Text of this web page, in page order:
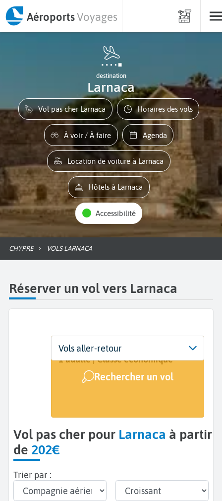
AéroportsVoyages
destination
Larnaca
Vol pas cher Larnaca Horaires des vols
À voir / À faire Agenda
Location de voiture à Larnaca
Hôtels à Larnaca
Accessibilité
CHYPRE VOLS LARNACA
Réserver un vol vers Larnaca
Départ
De...
Dates
Dates de votre voyage
Voyageurs | Classe
1 adulte | Classe économique
Rechercher un vol
Vols aller-retour
Vol pas cher pour Larnaca à partir
de 202€
Trier par :